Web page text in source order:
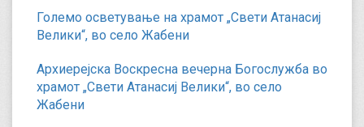
Големо осветување на храмот „Свети Атанасиј
Велики“, во село Жабени
Архиерејска Воскресна вечерна Богослужба во
храмот „Свети Атанасиј Велики“, во село
Жабени